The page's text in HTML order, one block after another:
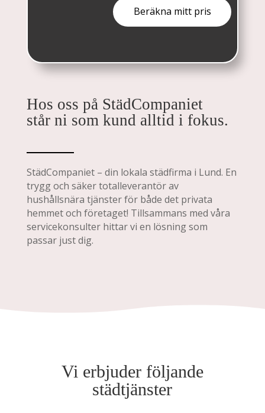
Hos oss på StädCompaniet
står ni som kund alltid i fokus.
StädCompaniet – din lokala städfirma i Lund. En
trygg och säker totalleverantör av
hushållsnära tjänster för både det privata
hemmet och företaget! Tillsammans med våra
servicekonsulter hittar vi en lösning som
passar just dig.
Vi erbjuder följande
städtjänster